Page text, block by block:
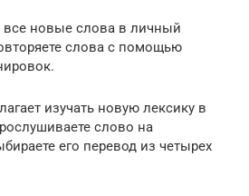
все новые слова в личный
слова с помощью
изучать новую лексику в
слово на
его перевод из четырех